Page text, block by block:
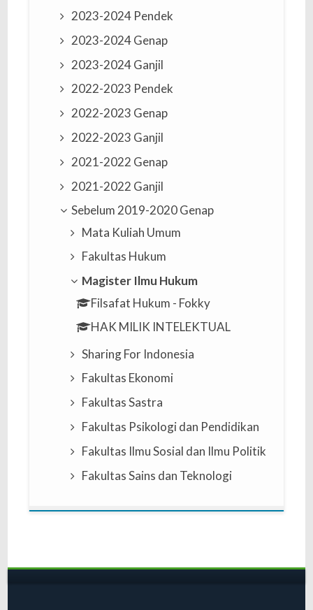
2023-2024 Pendek
2023-2024 Genap
2023-2024 Ganjil
2022-2023 Pendek
2022-2023 Genap
2022-2023 Ganjil
2021-2022 Genap
2021-2022 Ganjil
Sebelum 2019-2020 Genap
Mata Kuliah Umum
Fakultas Hukum
Magister Ilmu Hukum
Filsafat Hukum - Fokky
HAK MILIK INTELEKTUAL
Sharing For Indonesia
Fakultas Ekonomi
Fakultas Sastra
Fakultas Psikologi dan Pendidikan
Fakultas Ilmu Sosial dan Ilmu Politik
Fakultas Sains dan Teknologi